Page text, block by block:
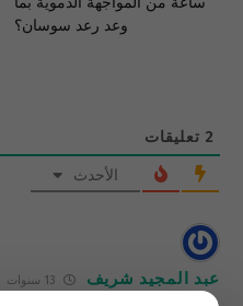
وعد رعد سوسان؟
2 تعليقات
الأحدث
عبد المجيد شريف